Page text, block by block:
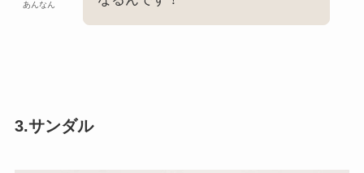
あんなん
3.サンダル